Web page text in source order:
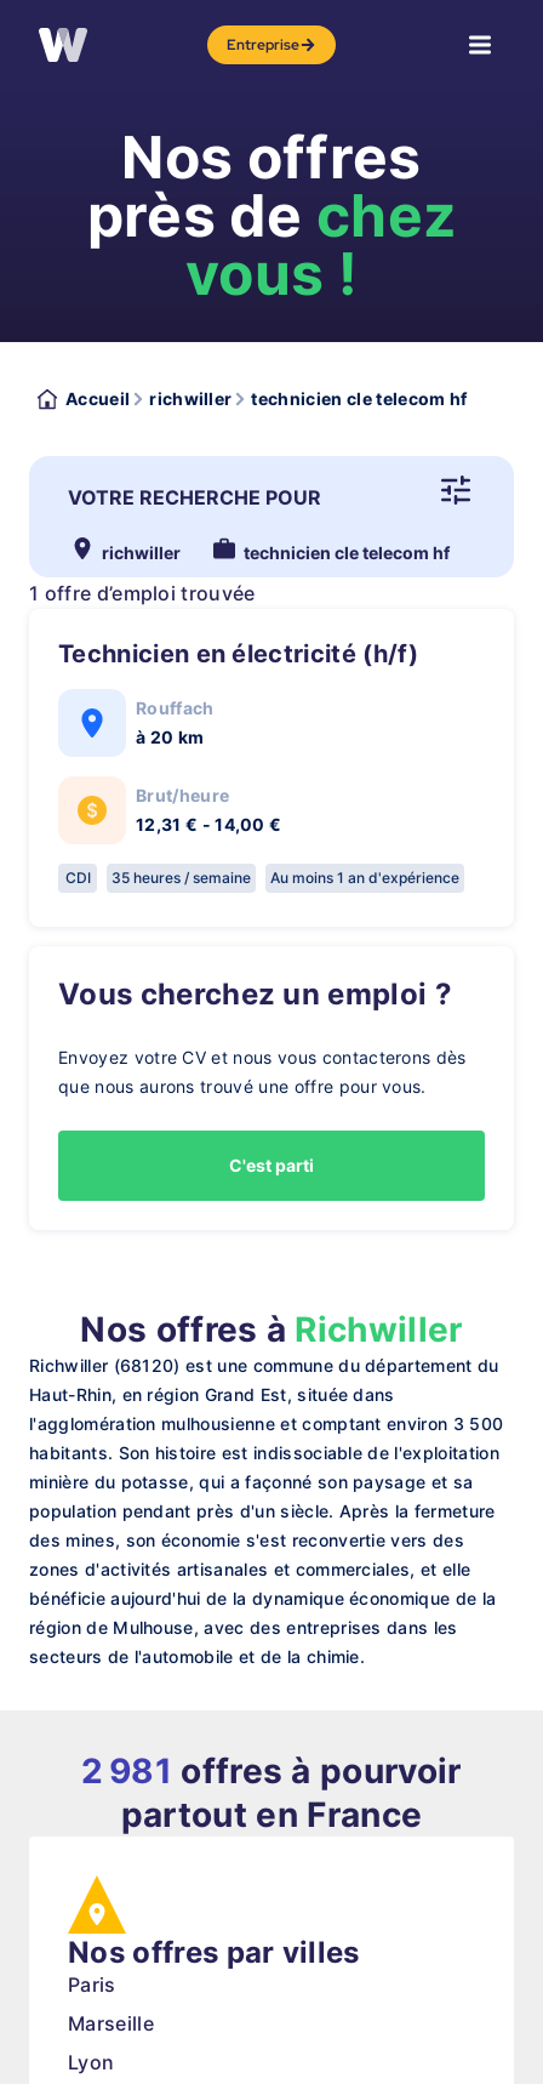
Entreprise
Nos offres
près de chez
vous !
Accueil richwiller technicien cle telecom hf
VOTRE RECHERCHE POUR
richwiller technicien cle telecom hf
1 offre d’emploi trouvée
Technicien en électricité (h/f)
Rouffach
à 20 km
Brut/heure
12,31 € - 14,00 €
CDI 35 heures / semaine Au moins 1 an d'expérience
Vous cherchez un emploi ?
Envoyez votre CV et nous vous contacterons dès
que nous aurons trouvé une offre pour vous.
C'est parti
Nos offres à Richwiller
Richwiller (68120) est une commune du département du
Haut-Rhin, en région Grand Est, située dans
l'agglomération mulhousienne et comptant environ 3 500
habitants. Son histoire est indissociable de l'exploitation
minière du potasse, qui a façonné son paysage et sa
population pendant près d'un siècle. Après la fermeture
des mines, son économie s'est reconvertie vers des
zones d'activités artisanales et commerciales, et elle
bénéficie aujourd'hui de la dynamique économique de la
région de Mulhouse, avec des entreprises dans les
secteurs de l'automobile et de la chimie.
2 981 offres à pourvoir
partout en France
Nos offres par villes
Paris
Marseille
Lyon